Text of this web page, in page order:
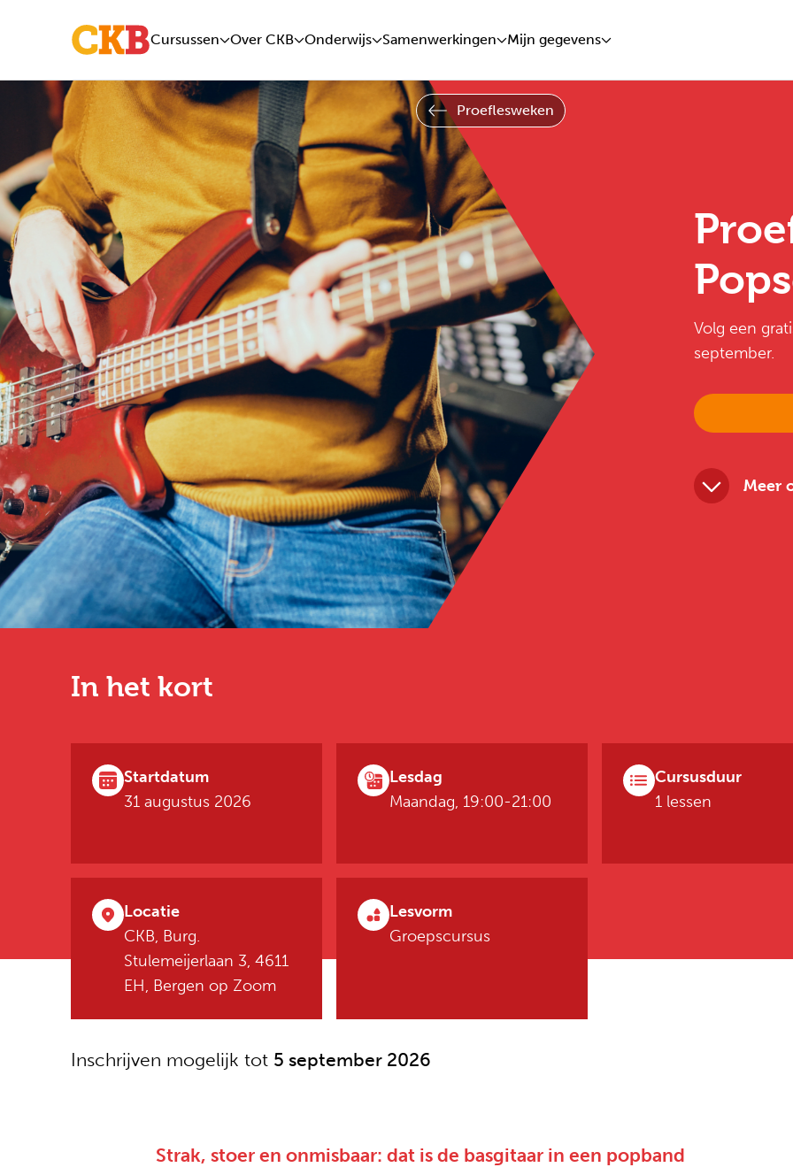
Cursussen Over CKB Onderwijs Samenwerkingen Mijn gegevens
Proeflesweken
Volg een
september.
Meer
In het kort
Startdatum
31 augustus 2026
Lesdag
Maandag, 19:00-21:00
Cursusduur
1 lessen
Locatie
CKB, Burg.
Stulemeijerlaan 3, 4611
EH, Bergen op Zoom
Lesvorm
Groepscursus
Inschrijven mogelijk tot 5 september 2026
Strak, stoer en onmisbaar: dat is de basgitaar in een popband